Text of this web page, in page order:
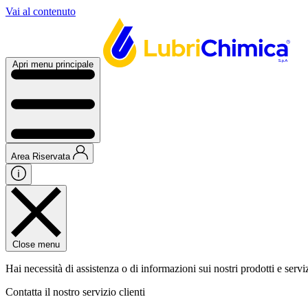
Vai al contenuto
Apri menu principale
Area Riservata
Close menu
Hai necessità di assistenza o di informazioni sui nostri prodotti e
Contatta il nostro servizio clienti